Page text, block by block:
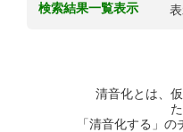
検索結果一覧表示
清音化とは、
「清音化する」